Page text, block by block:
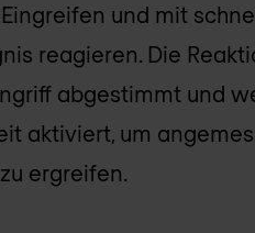
und mit
reagieren. Die
abgestimmt und
aktiviert, um
ergreifen.